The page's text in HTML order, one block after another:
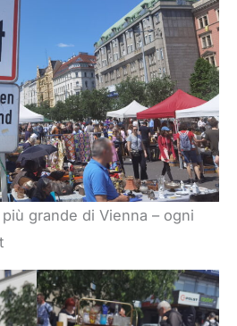
grande di Vienna – ogni